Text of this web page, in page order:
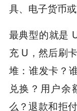
具、电子货币
最典型的就是
充 U，然后刷
堆：谁发卡？
兑换？用户
么？退款和拒